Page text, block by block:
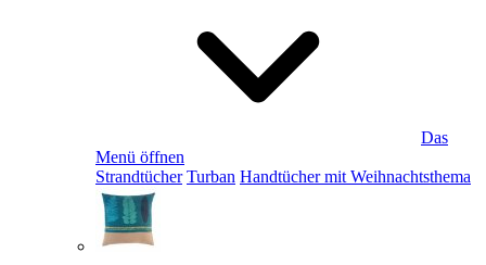
Das
Menü öffnen
Strandtücher Turban Handtücher mit Weihnachtsthema